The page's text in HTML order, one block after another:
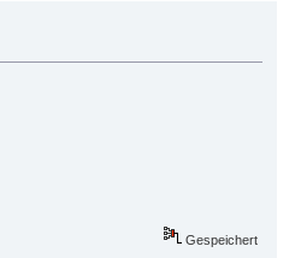
Gespeichert